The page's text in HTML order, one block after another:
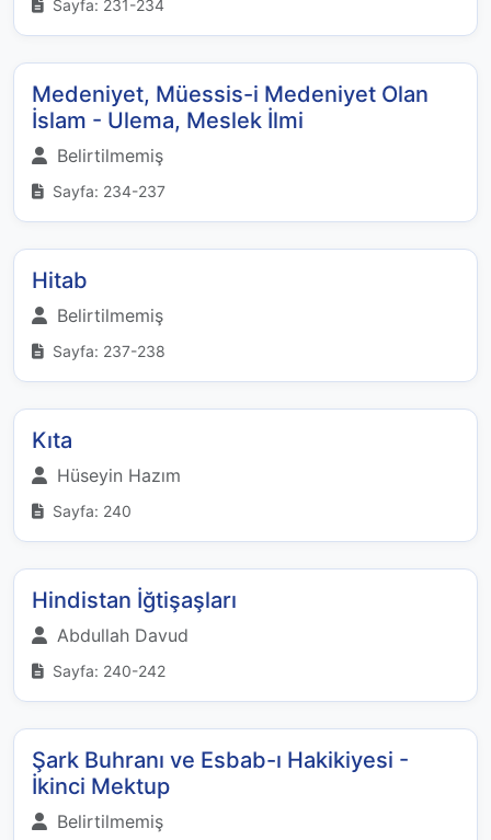
Sayfa: 231-234
Medeniyet, Müessis-i Medeniyet Olan
İslam - Ulema, Meslek İlmi
Belirtilmemiş
Sayfa: 234-237
Hitab
Belirtilmemiş
Sayfa: 237-238
Kıta
Hüseyin Hazım
Sayfa: 240
Hindistan İğtişaşları
Abdullah Davud
Sayfa: 240-242
Şark Buhranı ve Esbab-ı Hakikiyesi -
İkinci Mektup
Belirtilmemiş